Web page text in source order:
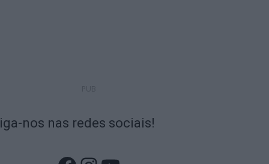
nos nas redes sociais!